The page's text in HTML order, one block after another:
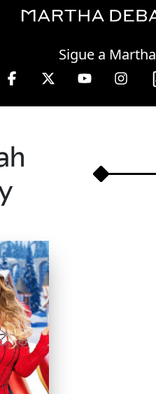
Sigue a Martha
a 13 hrs.